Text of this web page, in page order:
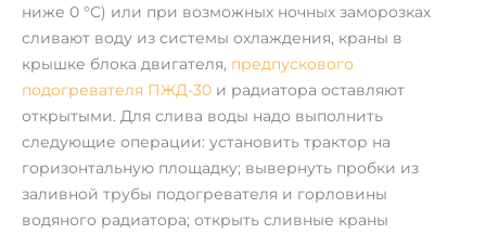
ниже 0 °С) или при возможных ночных заморозках
сливают воду из системы охлаждения, краны в
крышке блока двигателя, предпускового
подогревателя ПЖД-30 и радиатора оставляют
открытыми. Для слива воды надо выполнить
следующие операции: установить трактор на
горизонтальную площадку; вывернуть пробки из
заливной трубы подогревателя и горловины
водяного радиатора; открыть сливные краны